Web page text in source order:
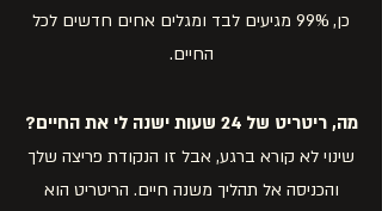
כן, 99% מגיעים לבד ומגלים אחים חדשים לכל
החיים.
מה, ריטריט של 24 שעות ישנה לי את החיים?
שינוי לא קורא ברגע, אבל זו הנקודת פריצה שלך
והכניסה אל תהליך משנה חיים. הריטריט הוא